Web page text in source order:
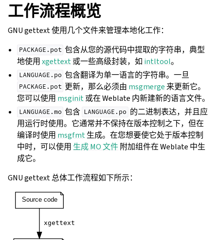
工作流程概览
GNU gettext 使用几个文件来管理本地化工作：
PACKAGE.pot 包含从您的源代码中提取的字符串，典型
地使用xgettext或一些高级封装，如 intltool。
LANGUAGE.po 包含翻译为单一语言的字符串。一旦
PACKAGE.pot 更新，那么必须由 msgmerge 来更新它。
您可以使用 msginit或在 Weblate 内新建新的语言文件。
LANGUAGE.mo 包含 LANGUAGE.po 的二进制表达，并且应
用运行时使用。它通常并不保持在版本控制之下，但在
编译时使用 msgfmt生成。在您想要使它处于版本控制
中时，可以使用 生成 MO 文件附加组件在 Weblate 中生
成它。
GNU gettext 总体工作流程如下所示：